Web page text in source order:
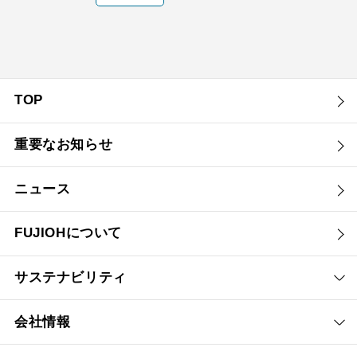
TOP
重要なお知らせ
ニュース
FUJIOHについて
サステナビリティ
会社情報